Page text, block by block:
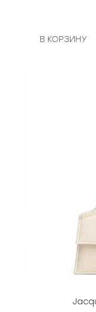
В КОРЗИНУ